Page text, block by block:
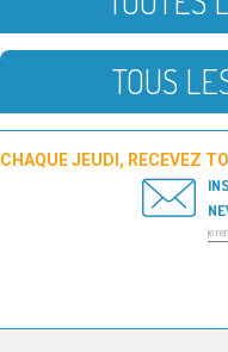
TOUS
CHAQUE JEUDI, RECEVEZ